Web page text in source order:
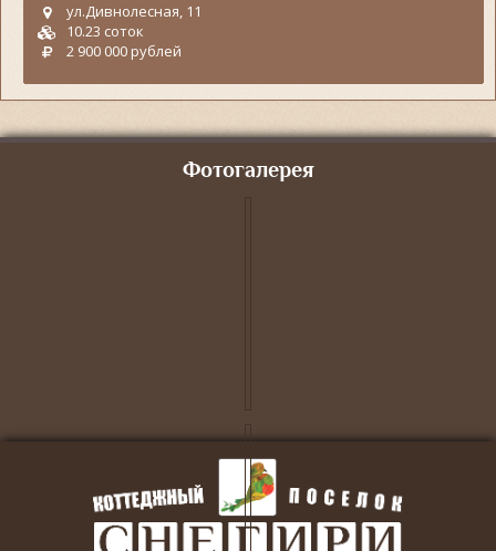
ул.Дивнолесная, 11
10.23 соток
2 900 000 рублей
Фотогалерея